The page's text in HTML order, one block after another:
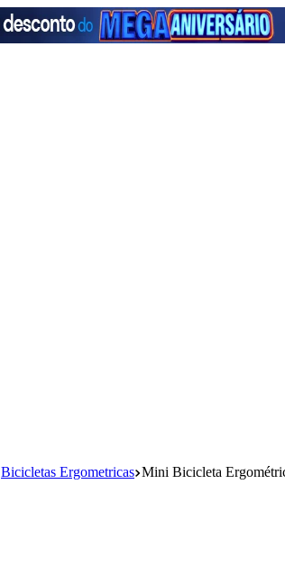
Bicicletas Ergometricas Mini Bicicleta